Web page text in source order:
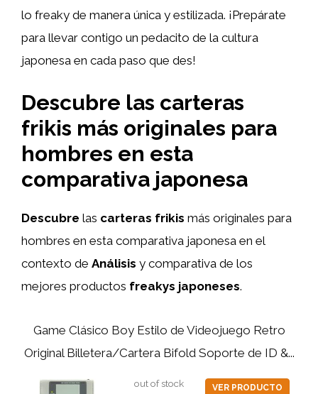
lo freaky de manera única y estilizada. ¡Prepárate
para llevar contigo un pedacito de la cultura
japonesa en cada paso que des!
Descubre las carteras
frikis más originales para
hombres en esta
comparativa japonesa
Descubre las carteras frikis más originales para
hombres en esta comparativa japonesa en el
contexto de Análisis y comparativa de los
mejores productos freakys japoneses.
Game Clásico Boy Estilo de Videojuego Retro
Original Billetera/Cartera Bifold Soporte de ID &...
out of stock VER PRODUCTO